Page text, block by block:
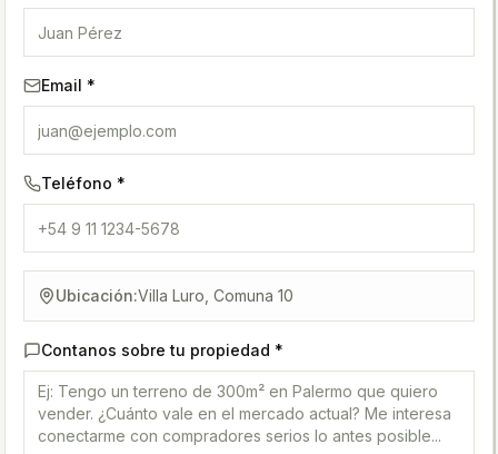
Email *
Teléfono *
Ubicación:Villa Luro, Comuna 10
Contanos sobre tu propiedad *